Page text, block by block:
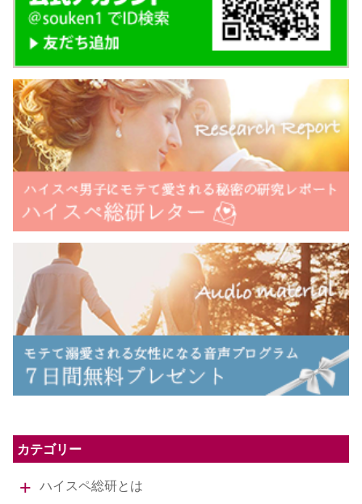
カテゴリー
ハイスペ総研とは